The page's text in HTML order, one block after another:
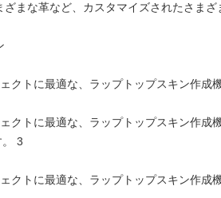
まな革など、カスタマイズされたさま